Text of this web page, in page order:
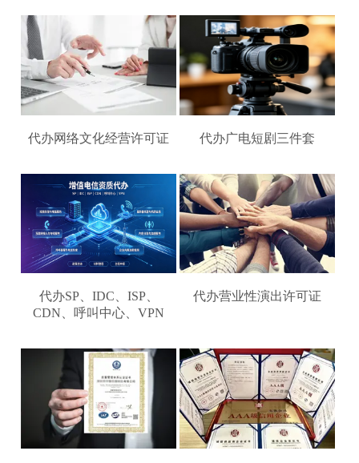
代办网络文化经营许可证 代办广电短剧三件套
代办SP、IDC、ISP、
CDN、呼叫中心、VPN
代办营业性演出许可证